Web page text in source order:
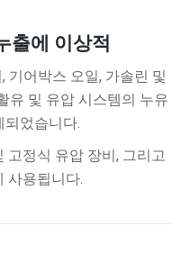
출에 이상적
기어박스 오일, 가솔린 및
유 및 유압 시스템의 누유
었습니다.
고정식 유압 장비, 그리고
사용됩니다.